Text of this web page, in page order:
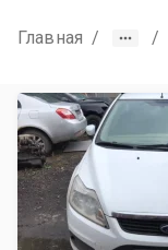
Главная / /